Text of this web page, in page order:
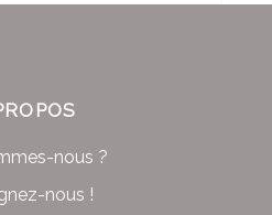
nous ?
nous !